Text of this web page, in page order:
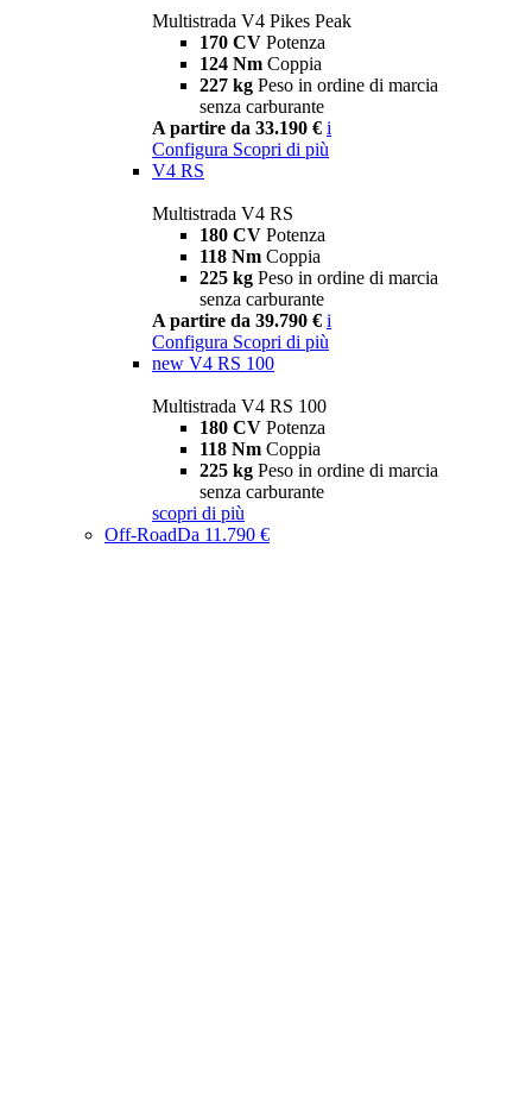
Multistrada V4 Pikes Peak
170 CV Potenza
124 Nm Coppia
227 kg Peso in ordine di marcia
senza carburante
A partire da 33.190 € i
Configura Scopri di più
V4 RS
Multistrada V4 RS
180 CV Potenza
118 Nm Coppia
225 kg Peso in ordine di marcia
senza carburante
A partire da 39.790 € i
Configura Scopri di più
new V4 RS 100
Multistrada V4 RS 100
180 CV Potenza
118 Nm Coppia
225 kg Peso in ordine di marcia
senza carburante
scopri di più
Off-RoadDa 11.790 €